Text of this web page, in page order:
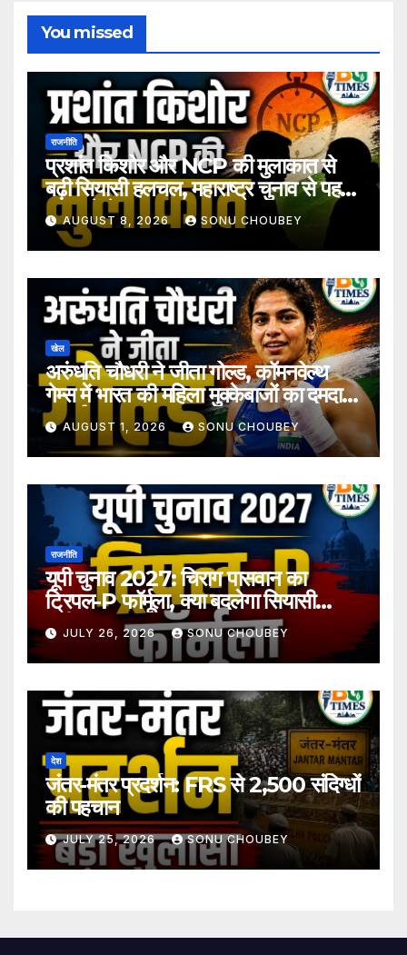
You missed
राजनीति
प्रशांत किशोर और NCP की मुलाकात से
बढ़ी सियासी हलचल, महाराष्ट्र चुनाव से पहले
अटकलें तेज
AUGUST 8, 2026 SONU CHOUBEY
खेल
अरुंधति चौधरी ने जीता गोल्ड, कॉमनवेल्थ
गेम्स में भारत की महिला मुक्केबाजों का दमदार
प्रदर्शन
AUGUST 1, 2026 SONU CHOUBEY
राजनीति
यूपी चुनाव 2027: चिराग पासवान का
ट्रिपल-P फॉर्मूला, क्या बदलेगा सियासी
समीकरण?
JULY 26, 2026 SONU CHOUBEY
देश
जंतर-मंतर प्रदर्शन: FRS से 2,500 संदिग्धों
की पहचान
JULY 25, 2026 SONU CHOUBEY